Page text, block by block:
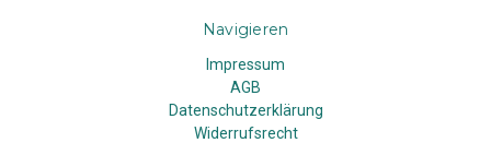
Navigieren
Impressum
AGB
Datenschutzerklärung
Widerrufsrecht